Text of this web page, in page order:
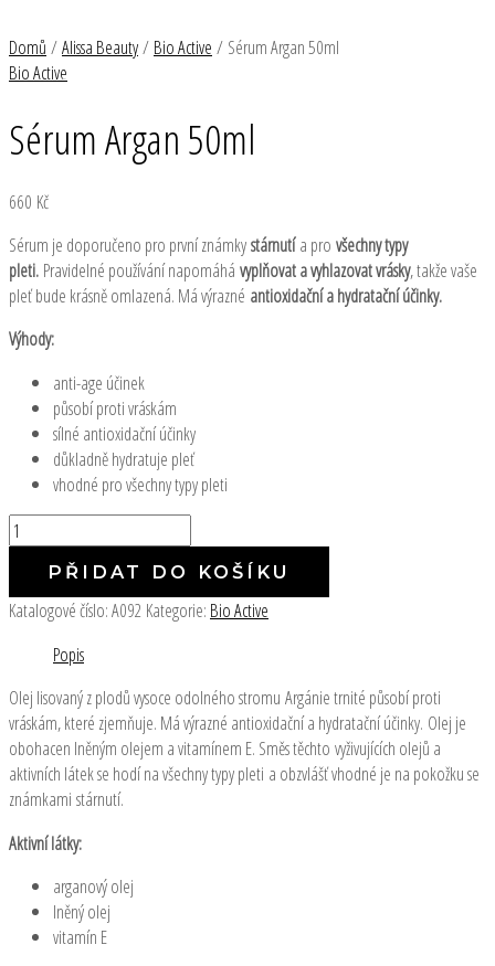
na
obsah
RaEll
Domů /Alissa Beauty/ Bio Active / Sérum Argan 50ml
Bio Active
Sérum Argan 50ml
660 Kč
Sérum je doporučeno pro první známkystárnutía pro všechny typy
pleti. Pravidelné používání napomáhá vyplňovat a vyhlazovat vrásky, takže vaše
pleť bude krásně omlazená. Má výrazné antioxidační a hydratační účinky.
Výhody:
anti-age účinek
působí proti vráskám
sílné antioxidační účinky
důkladně hydratuje pleť
vhodné pro všechny typy pleti
Argan
50ml
množství
PŘIDAT DO KOŠÍKU
Katalogové číslo:A092 Kategorie: Bio Active
Popis
Olej lisovaný z plodů vysoce odolného stromu Argánie trnité působí proti
vráskám, které zjemňuje. Má výrazné antioxidační a hydratační účinky. Olej je
obohacen lněným olejem a vitamínem E. Směs těchto vyživujících olejů a
aktivních látek se hodí na všechny typy pleti a obzvlášť vhodné je na pokožku se
známkami stárnutí.
Aktivní látky:
arganový olej
lněný olej
vitamín E